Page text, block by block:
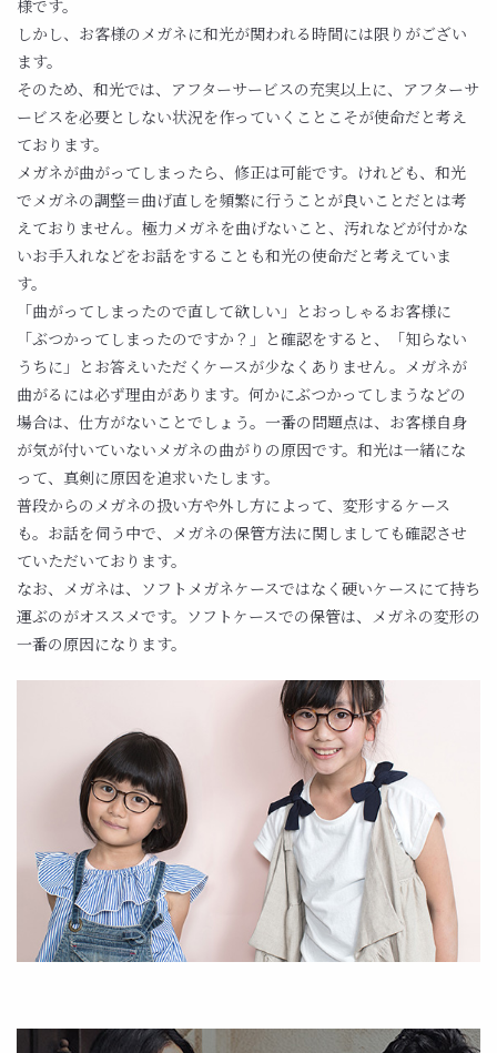
様です。
しかし、お客様のメガネに和光が関われる時間には限りがござい
ます。
そのため、和光では、アフターサービスの充実以上に、アフターサ
ービスを必要としない状況を作っていくことこそが使命だと考え
ております。
メガネが曲がってしまったら、修正は可能です。けれども、和光
でメガネの調整＝曲げ直しを頻繁に行うことが良いことだとは考
えておりません。極力メガネを曲げないこと、汚れなどが付かな
いお手入れなどをお話をすることも和光の使命だと考えていま
す。
「曲がってしまったので直して欲しい」とおっしゃるお客様に
「ぶつかってしまったのですか？」と確認をすると、「知らない
うちに」とお答えいただくケースが少なくありません。メガネが
曲がるには必ず理由があります。何かにぶつかってしまうなどの
場合は、仕方がないことでしょう。一番の問題点は、お客様自身
が気が付いていないメガネの曲がりの原因です。和光は一緒にな
って、真剣に原因を追求いたします。
普段からのメガネの扱い方や外し方によって、変形するケース
も。お話を伺う中で、メガネの保管方法に関しましても確認させ
ていただいております。
なお、メガネは、ソフトメガネケースではなく硬いケースにて持ち
運ぶのがオススメです。ソフトケースでの保管は、メガネの変形の
一番の原因になります。